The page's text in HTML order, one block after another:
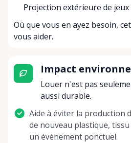
Projection extérieure de
Où que vous en ayez besoin,
vous aider.
Impact
Louer n'est pas
aussi durable.
Aide à éviter la production
de nouveau plastique,
un événement ponctuel.